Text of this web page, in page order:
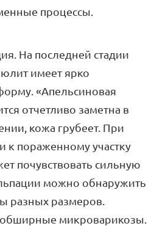
процессы.
На последней стадии
имеет ярко
«Апельсиновая
отчетливо заметна в
кожа грубеет. При
к пораженному участку
почувствовать сильную
можно обнаружить
разных размеров.
микроварикозы.